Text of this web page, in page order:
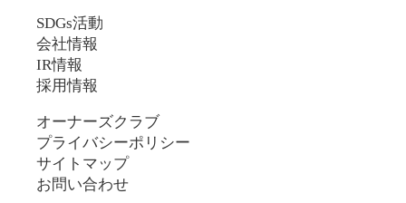
SDGs活動
会社情報
IR情報
採用情報
オーナーズクラブ
プライバシーポリシー
サイトマップ
お問い合わせ